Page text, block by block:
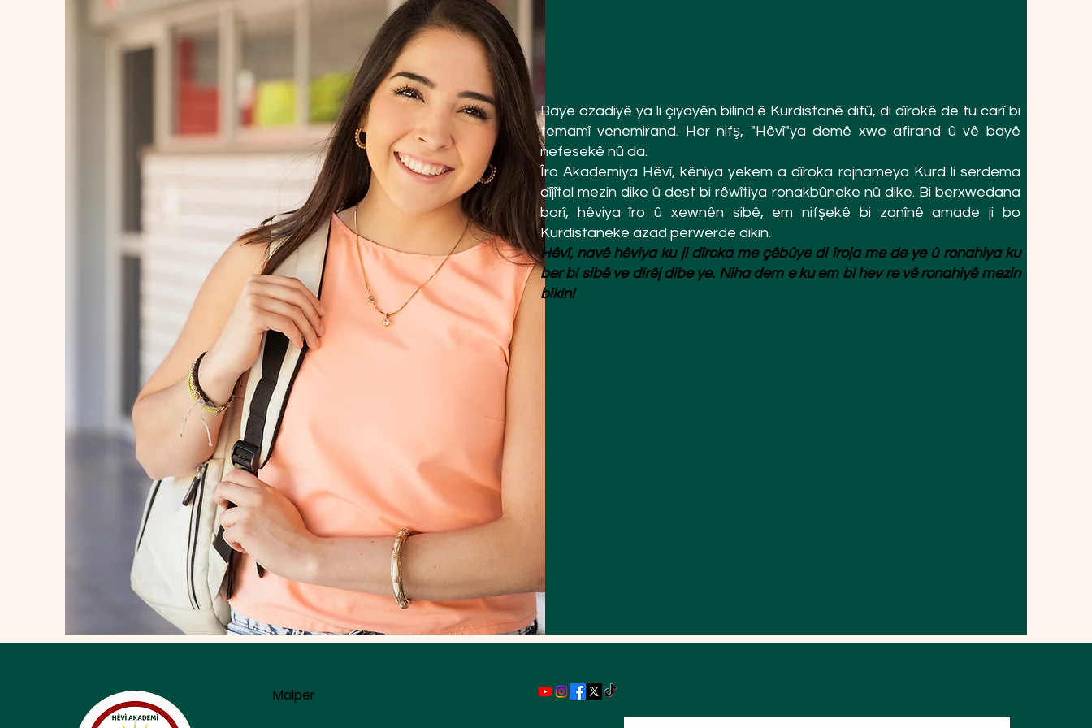
Baye azadiyê ya li çiyayên bilind ê Kurdistanê difû, di dîrokê de tu carî bi
temamî venemirand. Her nifş, "Hêvî"ya demê xwe afirand û vê bayê
nefesekê nû da.
Îro Akademiya Hêvî, kêniya yekem a dîroka rojnameya Kurd li serdema
dîjîtal mezin dike û dest bi rêwîtiya ronakbûneke nû dike. Bi berxwedana
borî, hêviya îro û xewnên sibê, em nifşekê bi zanînê amade ji bo
Kurdistaneke azad perwerde dikin.
Hêvî, navê hêviya ku ji dîroka me çêbûye di îroja me de ye û ronahiya ku
ber bi sibê ve dirêj dibe ye. Niha dem e ku em bi hev re vê ronahiyê mezin
bikin!
Malper